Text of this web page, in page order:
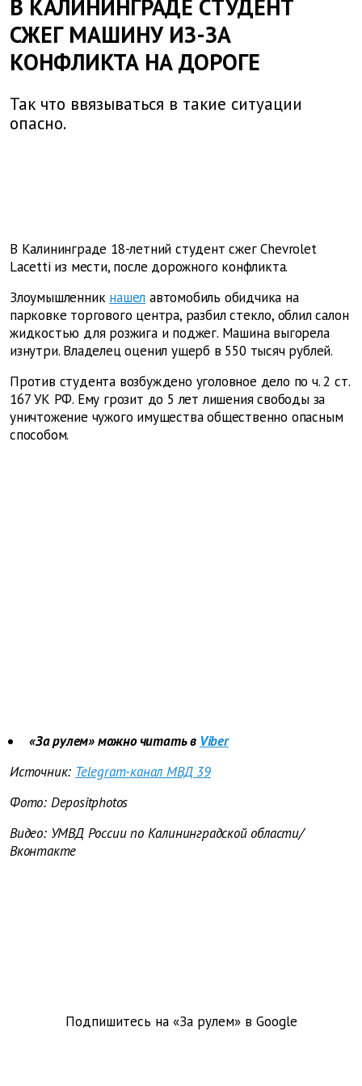
В КАЛИНИНГРАДЕ СТУДЕНТ
СЖЕГ МАШИНУ ИЗ-ЗА
КОНФЛИКТА НА ДОРОГЕ
Так что ввязываться в такие ситуации
опасно.
В Калининграде 18-летний студент сжег Chevrolet
Lacetti из мести, после дорожного конфликта.
Злоумышленник нашел автомобиль обидчика на
парковке торгового центра, разбил стекло, облил салон
жидкостью для розжига и поджег. Машина выгорела
изнутри. Владелец оценил ущерб в 550 тысяч рублей.
Против студента возбуждено уголовное дело по ч. 2 ст.
167 УК РФ. Ему грозит до 5 лет лишения свободы за
уничтожение чужого имущества общественно опасным
способом.
«За рулем» можно читать в Viber
Источник: Telegram-канал МВД 39
Фото: Depositphotos
Видео: УМВД России по Калининградской области/
Вконтакте
Подпишитесь на «За рулем» в Google